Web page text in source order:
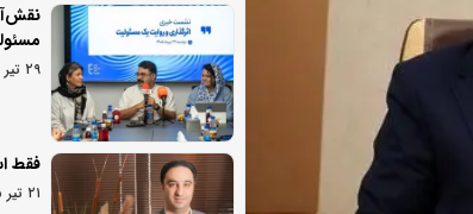
۲۹ تیر ۱۴۰۵ - ۱۷:۰۷
فقط
۲۱ تیر ۱۴۰۵ - ۰۹:۲۱